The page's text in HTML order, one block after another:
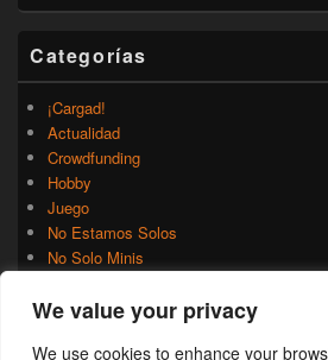
We value your privacy
We use cookies to enhance your
Categorías
¡Cargad!
Actualidad
Crowdfunding
Hobby
Juego
No Estamos Solos
No Solo Minis
Rumores